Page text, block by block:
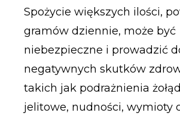
Spożycie większych ilości,
gramów dziennie, może być
niebezpieczne i prowadzić
negatywnych skutków
takich jak podrażnienia
jelitowe, nudności, wymioty